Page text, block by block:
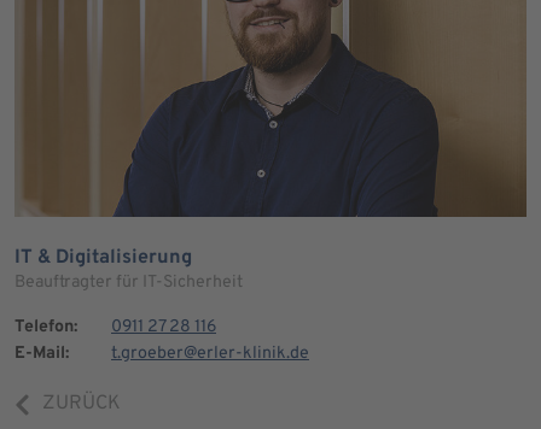
IT & Digitalisierung
Beauftragter für IT-Sicherheit
Telefon:
0911 27 28 116
E-Mail:
t.groeber@erler-klinik.de
ZURÜCK